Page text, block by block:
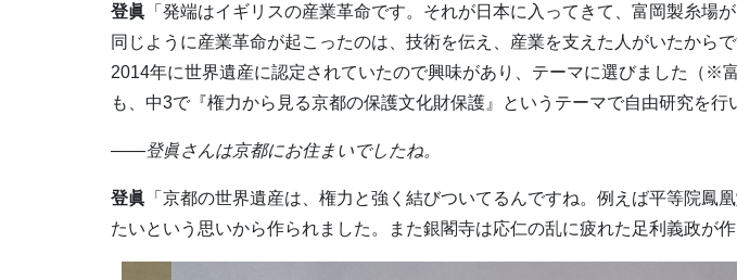
登眞 「発端はイギリスの産業革命です。それが日本に入ってきて、富岡製糸場
同じように産業革命が起こったのは、技術を伝え、産業を支えた人がいたからで
2014年に世界遺産に認定されていたので興味があり、テーマに選びました（※
も、中3で『権力から見る京都の保護文化財保護』というテーマで自由研究を行
――登眞さんは京都にお住まいでしたね。
登眞 「京都の世界遺産は、権力と強く結びついてるんですね。例えば平等院鳳
たいという思いから作られました。また銀閣寺は応仁の乱に疲れた足利義政が作